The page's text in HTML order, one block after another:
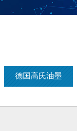
德国高氏油墨